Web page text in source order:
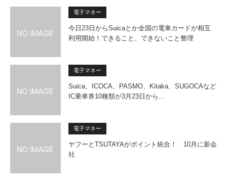
電子マネー
今日23日からSuicaとか全国の電車カードが相互
利用開始！できること、できないこと整理
電子マネー
Suica、ICOCA、PASMO、Kitaka、SUGOCAなど
IC乗車券10種類が3月23日から…
電子マネー
ヤフーとTSUTAYAがポイント統合！ 10月に新会
社